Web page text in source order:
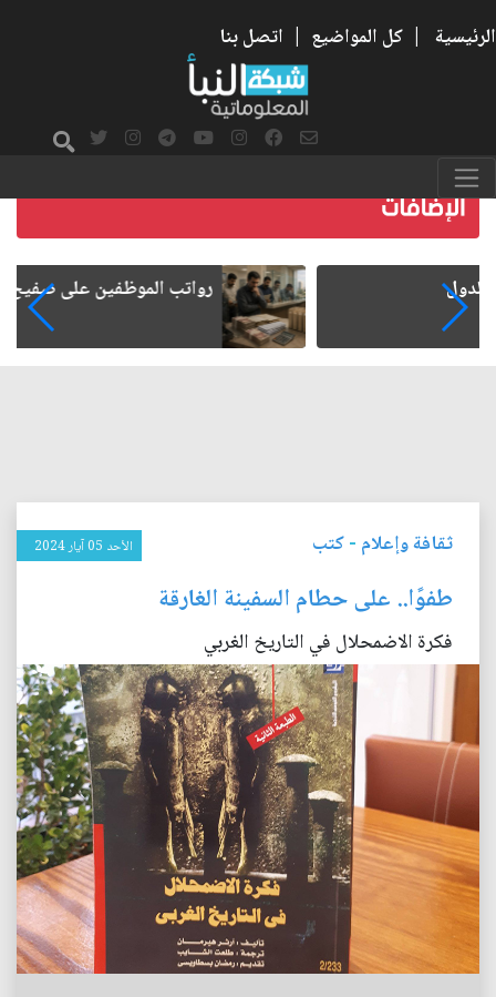
الرئيسية | كل المواضيع | اتصل بنا
رواتب الموظفين على صفيح ساخن
ثقافة وإعلام -كتب الأحد 05 آيار 2024
طفوًا.. على حطام السفينة الغارقة
فكرة الاضمحلال في التاريخ الغربي